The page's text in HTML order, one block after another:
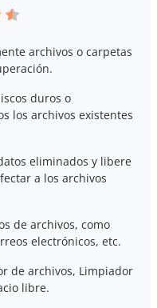
archivos o carpetas
duros o
los archivos existentes
eliminados y libere
a los archivos
de archivos, como
electrónicos, etc.
de archivos, Limpiador
libre.